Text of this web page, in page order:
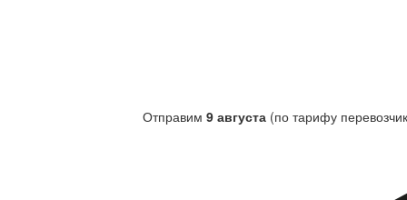
Отправим 9 августа (по тарифу